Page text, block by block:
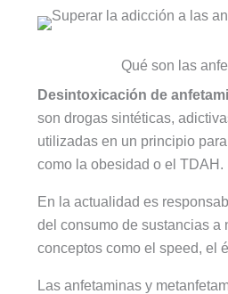
Qué son las
Desintoxicación de
son drogas sintéticas,
utilizadas en un principio
como la obesidad o el TDAH.
En la actualidad es
del consumo de sustancias a
conceptos como el speed, el
Las anfetaminas y